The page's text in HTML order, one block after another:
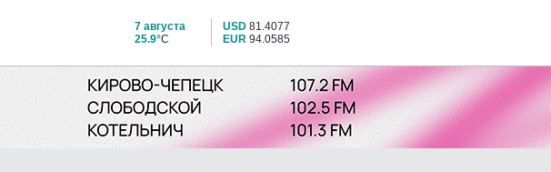
7 августа
25.9°C
USD 81.4077
EUR 94.0585